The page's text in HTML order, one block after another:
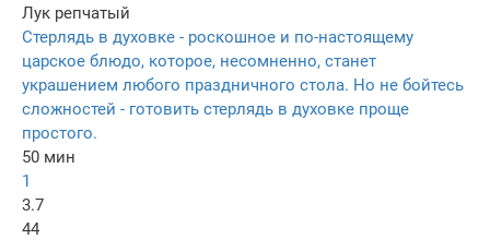
Лук репчатый
Стерлядь в духовке - роскошное и по-настоящему
царское блюдо, которое, несомненно, станет
украшением любого праздничного стола. Но не бойтесь
сложностей - готовить стерлядь в духовке проще
простого.
50 мин
1
3.7
44